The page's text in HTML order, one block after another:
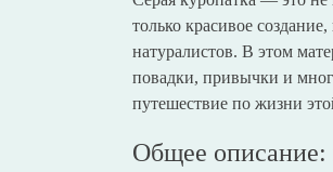
только красивое
натуралистов. В этом
повадки, привычки и
путешествие по жизни
Общее описание: